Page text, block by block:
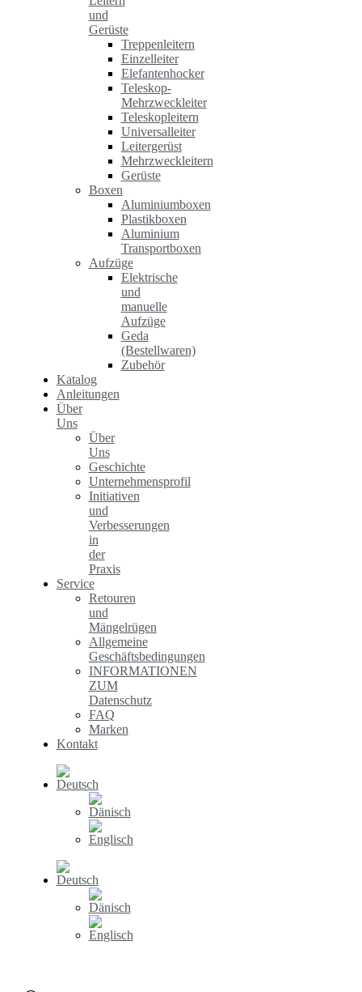
und
Gerüste
Treppenleitern
Einzelleiter
Elefantenhocker
Teleskop-
Mehrzweckleiter
Teleskopleitern
Universalleiter
Leitergerüst
Mehrzweckleitern
Gerüste
Boxen
Aluminiumboxen
Plastikboxen
Aluminium
Transportboxen
Aufzüge
Elektrische
und
manuelle
Aufzüge
Geda
(Bestellwaren)
Zubehör
Katalog
Anleitungen
Über
Uns
Über
Uns
Geschichte
Unternehmensprofil
Initiativen
und
Verbesserungen
in
der
Praxis
Service
Retouren
und
Mängelrügen
Allgemeine
Geschäftsbedingungen
INFORMATIONEN
ZUM
Datenschutz
FAQ
Marken
Kontakt